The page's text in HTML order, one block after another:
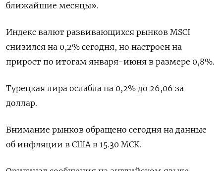
ближайшие месяцы».
Индекс валют развивающихся рынков MSCI
снизился на 0,2% сегодня, но настроен на
прирост по итогам января-июня в размере 0,8%.
Турецкая лира ослабла на 0,2% до 26,06 за
доллар.
Внимание рынков обращено сегодня на данные
об инфляции в США в 15.30 МСК.